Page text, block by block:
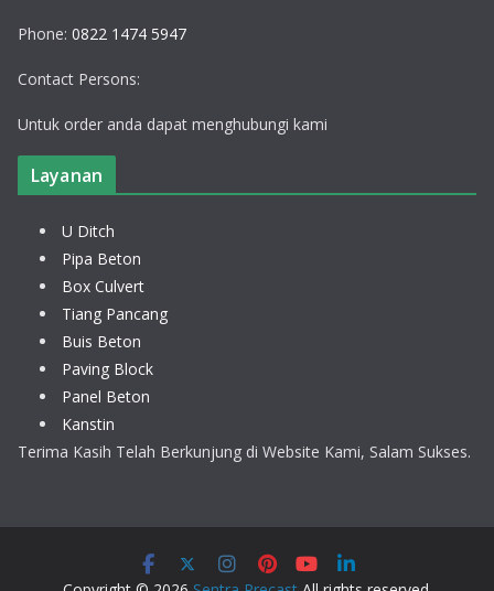
Phone: 0822 1474 5947
Contact Persons:
Untuk order anda dapat menghubungi kami
Layanan
U Ditch
Pipa Beton
Box Culvert
Tiang Pancang
Buis Beton
Paving Block
Panel Beton
Kanstin
Terima Kasih Telah Berkunjung di Website Kami, Salam Sukses.